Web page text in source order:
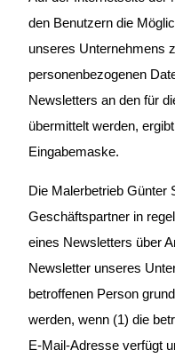
den Benutzern die
unseres Unternehmens
personenbezogenen
Newsletters an den für
übermittelt werden,
Eingabemaske.
Die Malerbetrieb Günter
Geschäftspartner in
eines Newsletters über
Newsletter unseres
betroffenen Person
werden, wenn (1) die
E-Mail-Adresse verfügt